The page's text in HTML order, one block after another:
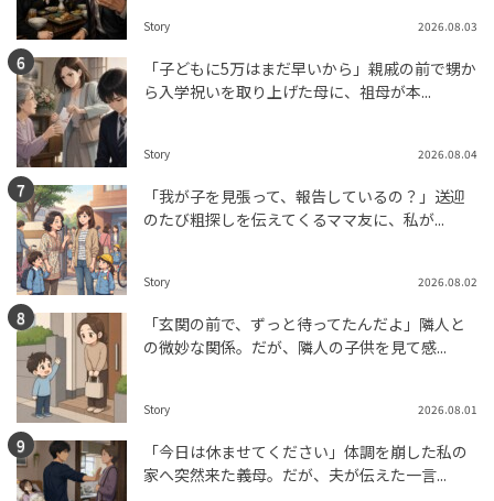
Story 2026.08.03
「子どもに5万はまだ早いから」親戚の前で甥か
ら入学祝いを取り上げた母に、祖母が本...
Story 2026.08.04
「我が子を見張って、報告しているの？」送迎
のたび粗探しを伝えてくるママ友に、私が...
Story 2026.08.02
「玄関の前で、ずっと待ってたんだよ」隣人と
の微妙な関係。だが、隣人の子供を見て感...
Story 2026.08.01
「今日は休ませてください」体調を崩した私の
家へ突然来た義母。だが、夫が伝えた一言...